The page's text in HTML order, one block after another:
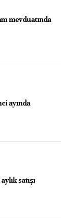
mevduatında
ayında
satışı